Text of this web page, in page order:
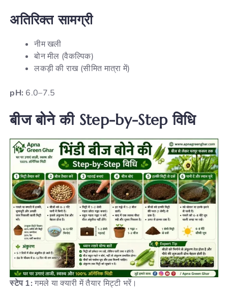
अतिरिक्त सामग्री
नीम खली
बोन मील (वैकल्पिक)
लकड़ी की राख (सीमित मात्रा में)
pH: 6.0–7.5
बीज बोने की Step-by-Step विधि
स्टेप 1: गमले या क्यारी में तैयार मिट्टी भरें।